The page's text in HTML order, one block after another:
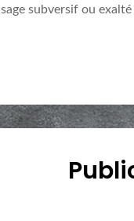
sage subversif ou